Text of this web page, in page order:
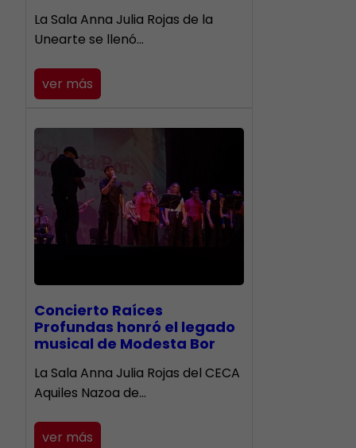
​La Sala Anna Julia Rojas de la
Unearte se llenó…
ver más
​Concierto Raíces
Profundas honró el legado
musical de Modesta Bor
La Sala Anna Julia Rojas del CECA
Aquiles Nazoa de…
ver más